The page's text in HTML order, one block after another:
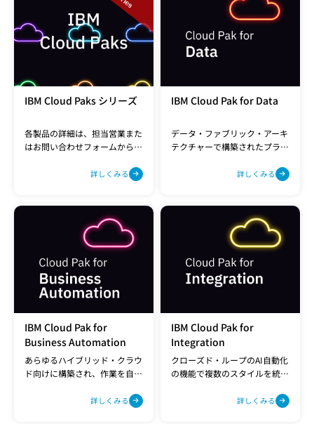
IBM Cloud Paks シリーズ
各製品の詳細は、担当営業また
はお問い合わせフォームからお
詳しくみる
IBM Cloud Pak for Data
データ・ファブリック・アーキ
テクチャーで構築されたプラッ
詳しくみる
IBM Cloud Pak for
Business Automation
あらゆるハイブリッド・クラウ
ド向けに構築され、作業を自動
詳しくみる
IBM Cloud Pak for
Integration
クローズド・ループのAI自動化
の機能で複数のスタイルを統合
詳しくみる